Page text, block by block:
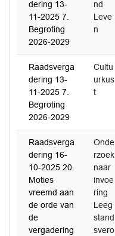
dering 13-
11-2025 7.
Begroting
2026-2029
nd
Leve
n
Raadsverga
dering 13-
11-2025 7.
Begroting
2026-2029
Cultu
urkus
t
Raadsverga
dering 16-
10-2025 20.
Moties
vreemd aan
de orde van
de
vergadering
Onde
rzoek
naar
invoe
ring
Leeg
stand
svero